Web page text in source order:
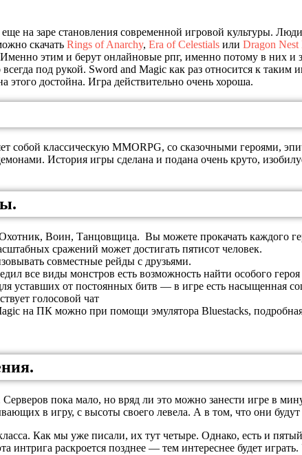
на заре становления современной игровой культуры.
скачать Rings of Anarchy, Era of Celestials или Dragon
Именно этим и берут онлайновые рпг, именно потому в них
под рукой. Sword and Magic как раз относится к
этого достойна. Игра действительно очень хороша.
собой классическую MMORPG, со сказочными героями,
История игры сделана и подана очень круто,
Воин, Танцовщица. Вы можете прокачать каждого
сражений может достигать пятисот человек.
совместные рейды с друзьями.
все виды монстров есть возможность найти особого героя
уставших от постоянных битв — в игре есть насыщенная
голосовой чат
на ПК можно при помощи эмулятора Bluestacks,
пока мало, но вряд ли это можно занести игре в
в игру, с высоты своего левела. А в том, что они
Как мы уже писали, их тут четыре. Однако, есть и
интрига раскроется позднее — тем интереснее будет